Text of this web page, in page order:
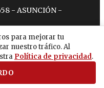
para mejorar tu
nuestro tráfico. Al
Política de privacidad.
- ASUNCIÓN -
spotify